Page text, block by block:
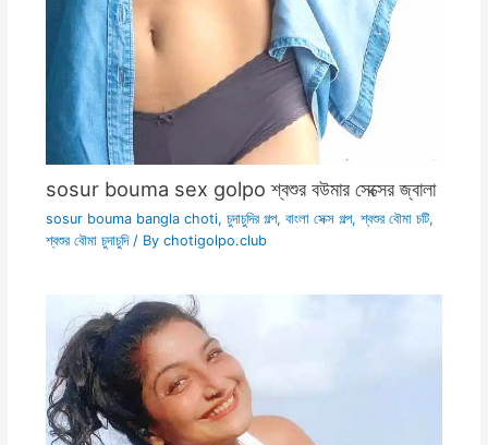
sosur bouma sex golpo শ্বশুর বউমার সেক্সের জ্বালা
sosur bouma bangla choti, চুদাচুদির গল্প, বাংলা সেক্স গল্প,শ্বশুর বৌমা চটি,
শ্বশুর বৌমা চুদাচুদি/ By chotigolpo.club